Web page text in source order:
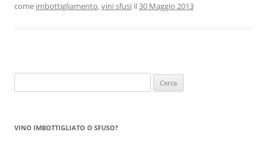
come imbottigliamento,vini sfusi il30 Maggio 2013
per:
VINO IMBOTTIGLIATO O SFUSO?